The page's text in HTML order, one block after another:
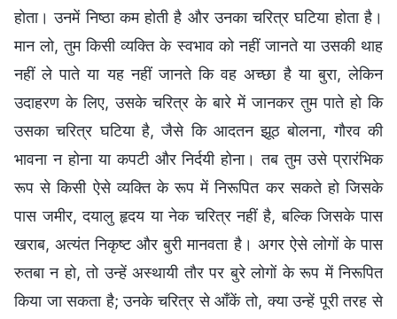
होता। उनमें निष्ठा कम होती है और उनका चरित्र घटिया होता है।
मान लो, तुम किसी व्यक्ति के स्वभाव को नहीं जानते या उसकी थाह
नहीं ले पाते या यह नहीं जानते कि वह अच्छा है या बुरा, लेकिन
उदाहरण के लिए, उसके चरित्र के बारे में जानकर तुम पाते हो कि
उसका चरित्र घटिया है, जैसे कि आदतन झूठ बोलना, गौरव की
भावना न होना या कपटी और निर्दयी होना। तब तुम उसे प्रारंभिक
रूप से किसी ऐसे व्यक्ति के रूप में निरूपित कर सकते हो जिसके
पास जमीर, दयालु हृदय या नेक चरित्र नहीं है, बल्कि जिसके पास
खराब, अत्यंत निकृष्ट और बुरी मानवता है। अगर ऐसे लोगों के पास
रुतबा न हो, तो उन्हें अस्थायी तौर पर बुरे लोगों के रूप में निरूपित
किया जा सकता है; उनके चरित्र से आँकें तो, क्या उन्हें पूरी तरह से